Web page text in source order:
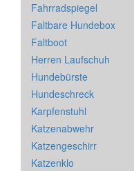
Fahrradspiegel
Faltbare Hundebox
Faltboot
Herren Laufschuh
Hundebürste
Hundeschreck
Karpfenstuhl
Katzenabwehr
Katzengeschirr
Katzenklo